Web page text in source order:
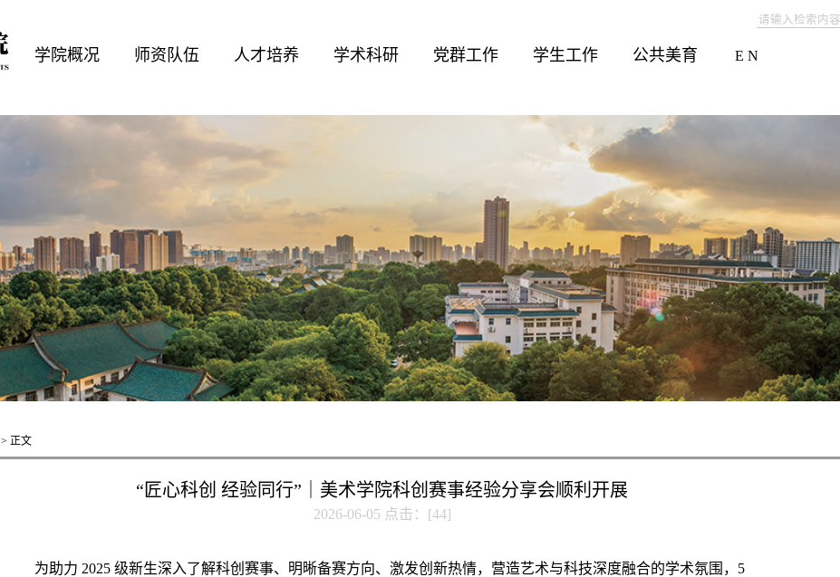
学院概况 师资队伍 人才培养 学术科研 党群工作 学生工作 公共美育 E N
> 正文
“匠心科创 经验同行”｜美术学院科创赛事经验分享会顺利开展
2026-06-05 点击：[44]
为助力 2025 级新生深入了解科创赛事、明晰备赛方向、激发创新热情，营造艺术与科技深度融合的学术氛围，5